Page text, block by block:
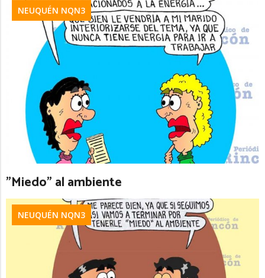
NEUQUÉN NQN3
”Miedo” al ambiente
NEUQUÉN NQN3